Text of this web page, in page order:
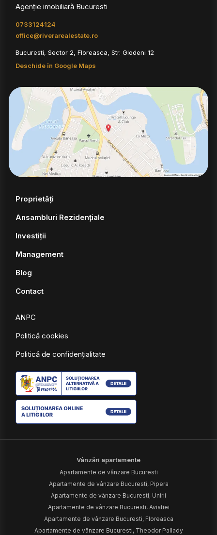
Agenție imobiliară Bucuresti
0733124124
office@riverarealestate.ro
Bucuresti, Sector 2, Floreasca, Str. Glodeni 12
Deschide în Google Maps
Proprietăți
Ansambluri Rezidențiale
Investiții
Management
Blog
Contact
ANPC
Politică cookies
Politică de confidențialitate
Vânzări apartamente
Apartamente de vânzare Bucuresti
Apartamente de vânzare Bucuresti, Pipera
Apartamente de vânzare Bucuresti, Unirii
Apartamente de vânzare Bucuresti, Aviatiei
Apartamente de vânzare Bucuresti, Floreasca
Apartamente de vânzare Bucuresti, Theodor Pallady